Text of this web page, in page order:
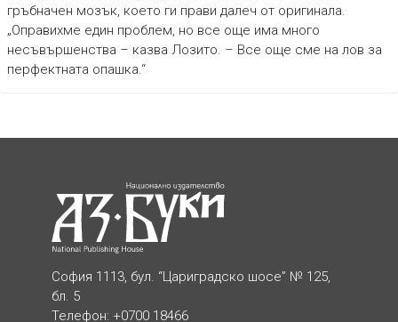
гръбначен мозък, което ги прави далеч от оригинала.
„Оправихме един проблем, но все още има много
несъвършенства – казва Лозито. – Все още сме на лов за
перфектната опашка.“
София 1113, бул. “Цариградско шосе” № 125,
бл. 5
Телефон: +0700 18466